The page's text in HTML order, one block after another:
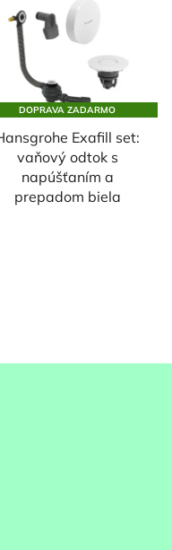
DOPRAVA ZADARMO
Exafill set:
vaňový odtok s
napúšťaním a
prepadom biela